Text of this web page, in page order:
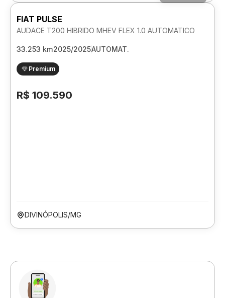
FIAT PULSE
AUDACE T200 HIBRIDO MHEV FLEX 1.0 AUTOMATICO
33.253 km2025/2025AUTOMAT.
Premium
R$ 109.590
DIVINÓPOLIS/MG